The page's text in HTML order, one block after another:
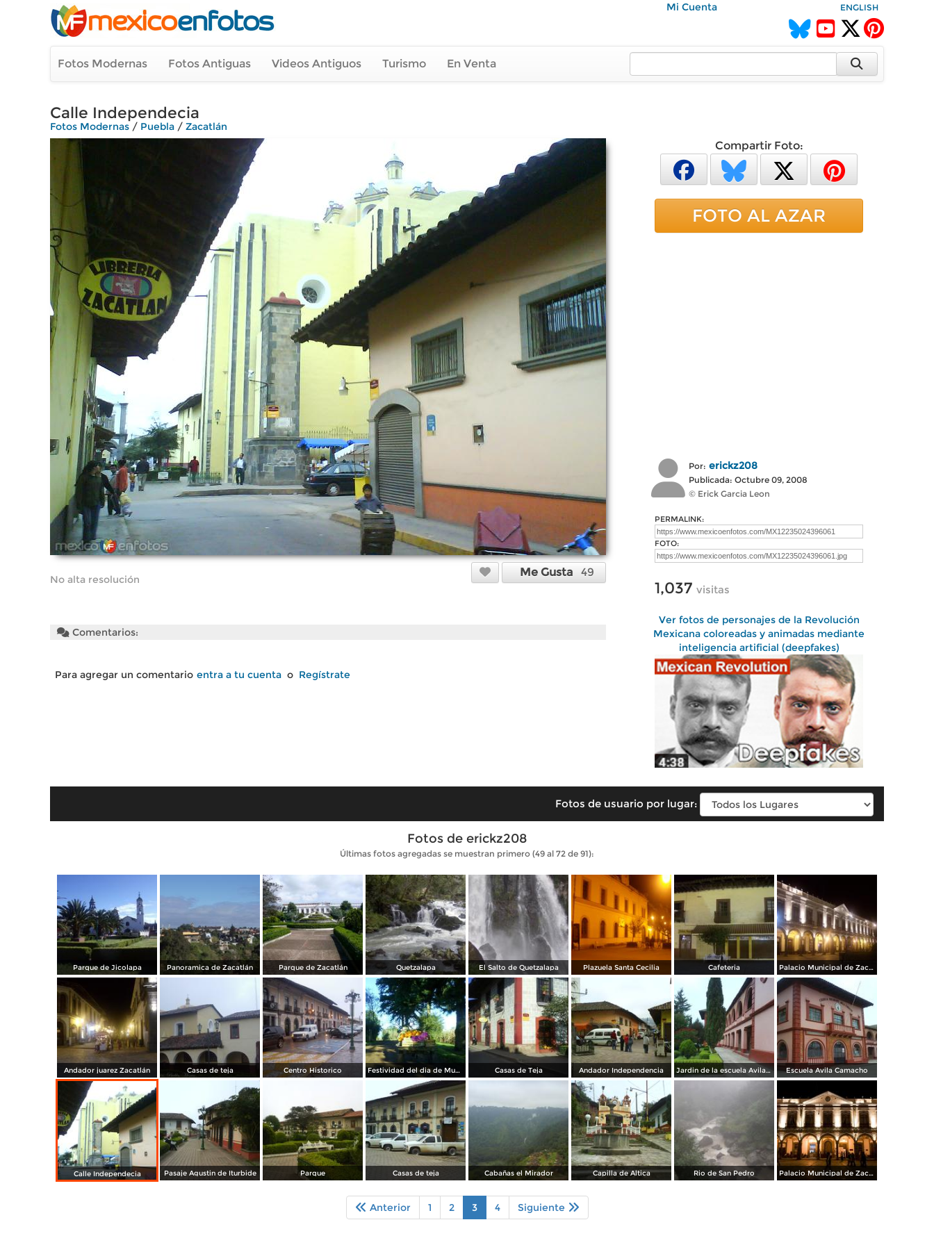
Mi Cuenta ENGLISH
Fotos Modernas Fotos Antiguas Videos Antiguos Turismo En Venta
Calle Independecia
Fotos Modernas / Puebla / Zacatlán
No alta resolución
Me Gusta 49
Comentarios:
Para agregar un comentario entra a tu cuenta o Regístrate
Compartir Foto:
FOTO AL AZAR
Por: erickz208
Publicada: Octubre 09, 2008
© Erick Garcia Leon
PERMALINK:
FOTO:
1,037 visitas
Ver fotos de personajes de la Revolución
Mexicana coloreadas y animadas mediante
inteligencia artificial (deepfakes)
Fotos de usuario por lugar:
Fotos de erickz208
Últimas fotos agregadas se muestran primero (49 al 72 de 91):
Parque de Jicolapa Panoramica de Zacatlán Parque de Zacatlán Quetzalapa El Salto de Quetzalapa Plazuela Santa Cecilia Cafeteria Palacio Municipal de Zacatlán
Andador juarez Zacatlán Casas de teja Centro Historico Festividad del dia de Muertos Casas de Teja Andador Independencia Jardin de la escuela Avila Camacho Escuela Avila Camacho
Calle Independecia Pasaje Agustin de Iturbide Parque Casas de teja Cabañas el Mirador Capilla de Altica Rio de San Pedro Palacio Municipal de Zacatlán
Anterior 1 2 3 4 Siguiente